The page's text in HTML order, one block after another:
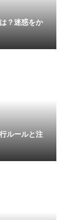
？迷惑をか
ルールと注